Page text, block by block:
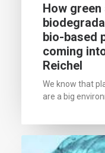
How green
bio-based
coming
Reichel
We know that
are a big